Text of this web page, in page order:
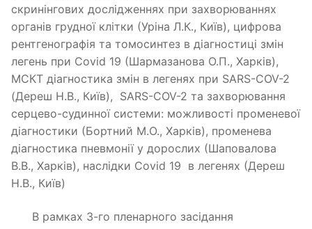
скринінгових дослідженнях при захворюваннях
органів грудної клітки (Уріна Л.К., Київ), цифрова
рентгенографія та томосинтез в діагностиці змін
легень при Covid 19 (Шармазанова О.П., Харків),
МСКТ діагностика змін в легенях при SARS-COV-2
(Дереш Н.В., Київ), SARS-COV-2 та захворювання
серцево-судинної системи: можливості променевої
діагностики (Бортний М.О., Харків), променева
діагностика пневмонії у дорослих (Шаповалова
В.В., Харків), наслідки Covid 19 в легенях (Дереш
Н.В., Київ)
В рамках 3-го пленарного засідання